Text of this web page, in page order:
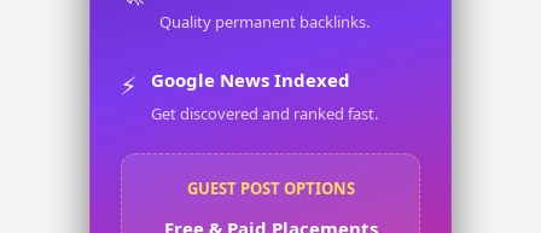
Quality permanent backlinks.
⚡ Google News Indexed
Get discovered and ranked fast.
GUEST POST OPTIONS
Free & Paid Placements